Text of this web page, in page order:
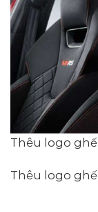
Thêu logo
Thêu logo